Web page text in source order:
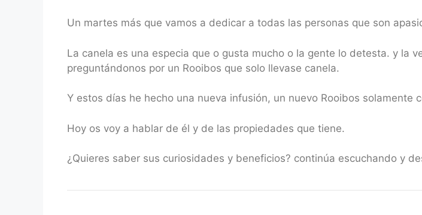
Un martes más que vamos a dedicar a todas las personas que son
La canela es una especia que o gusta mucho o la gente lo detesta. y la
preguntándonos por un Rooibos que solo llevase canela.
Y estos días he hecho una nueva infusión, un nuevo Rooibos solamente
Hoy os voy a hablar de él y de las propiedades que tiene.
¿Quieres saber sus curiosidades y beneficios? continúa escuchando y